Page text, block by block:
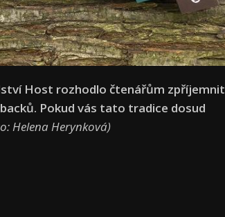
Host rozhodlo čtenářům zpříjemnit
Pokud vás tato tradice dosud
Helena Herynková)